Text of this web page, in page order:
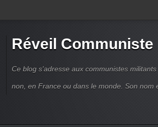
Réveil Communiste
Ce blog s'adresse aux communistes
non, en France ou dans le monde. Son nom